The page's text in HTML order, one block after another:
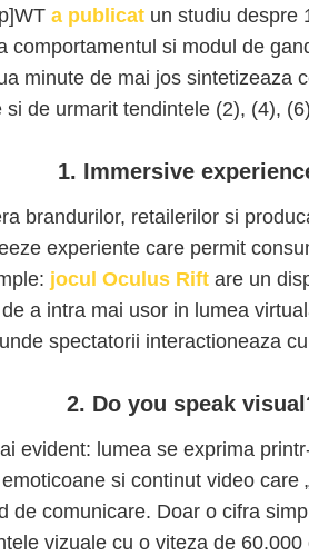
a publicat un studiu despre
comportamentul si modul de
minute de mai jos sintetizeaza
si de urmarit tendintele (2), (4),
1. Immersive
brandurilor, retailerilor si
experiente care permit
jocul Oculus Rift are un
a intra mai usor in lumea
spectatorii interactioneaza
2. Do you speak
evident: lumea se exprima
si continut video care
de comunicare. Doar o cifra
vizuale cu o viteza de